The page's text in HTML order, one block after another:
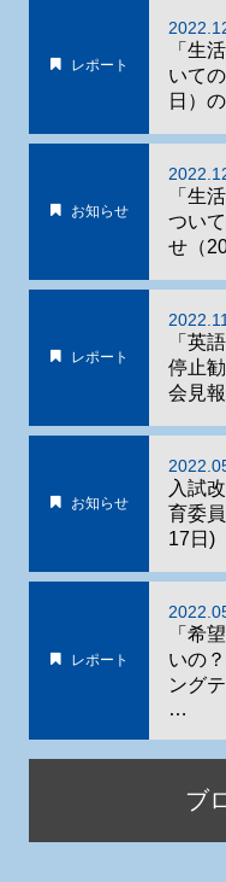
レポート
「生
いて
日）
お知らせ
「生
つい
せ（
レポート
「英
停止
会見
お知らせ
入試
育委
17日)
レポート
「希
いの
ング
…
ブ